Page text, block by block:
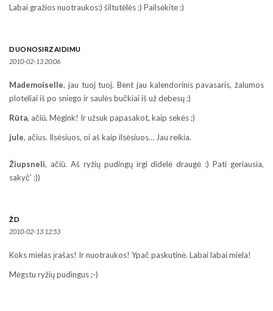
Labai gražios nuotraukos:) šiltutėlės :) Pailsėkite :)
DUONOSIRZAIDIMU
2010-02-13 20:06
Mademoiselle, jau tuoj tuoj. Bent jau kalendorinis pavasaris, žalumos
ploteliai iš po sniego ir saulės bučkiai iš už debesų ;)
Rūta, ačiū. Mėgink! Ir užsuk papasakot, kaip sekės ;)
jule, ačius. Ilsėsiuos, oi aš kaip ilsėsiuos… Jau reikia.
Žiupsneli, ačiū. Aš ryžių pudingų irgi didelė draugė :) Pati geriausia,
sakyč’ :))
ŽD
2010-02-13 12:53
Koks mielas įrašas! Ir nuotraukos! Ypač paskutinė. Labai labai miela!
Mėgstu ryžių pudingus ;-)